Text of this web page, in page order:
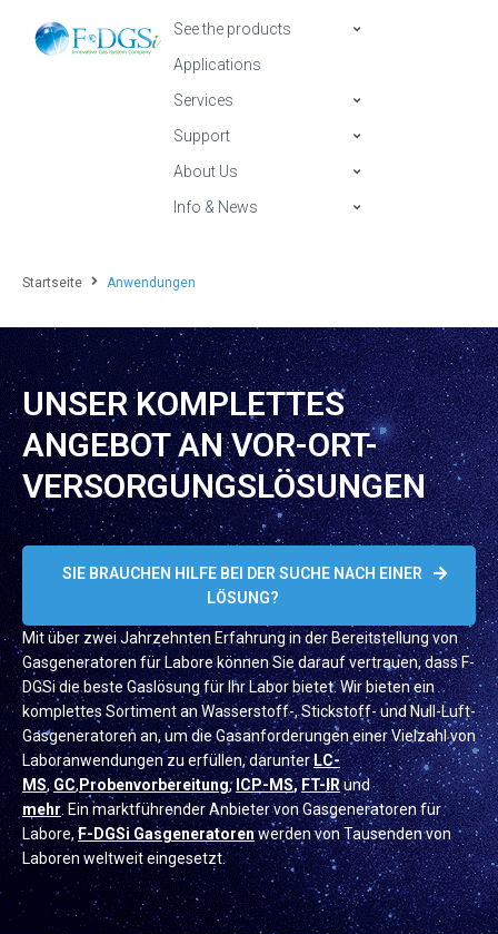
See the products
Applications
Services
Support
About Us
Info & News
Startseite Anwendungen
UNSER KOMPLETTES
ANGEBOT AN VOR-ORT-
VERSORGUNGSLÖSUNGEN
SIE BRAUCHEN HILFE BEI DER SUCHE NACH EINER
LÖSUNG?
Mit über zwei Jahrzehnten Erfahrung in der Bereitstellung von
Gasgeneratoren für Labore können Sie darauf vertrauen, dass F-
DGSi die beste Gaslösung für Ihr Labor bietet. Wir bieten ein
komplettes Sortiment an Wasserstoff-, Stickstoff- und Null-Luft-
Gasgeneratoren an, um die Gasanforderungen einer Vielzahl von
Laboranwendungen zu erfüllen, darunterLC-
MS,GC,Probenvorbereitung,ICP-MS,FT-IRund
mehr. Ein marktführender Anbieter von Gasgeneratoren für
Labore,F-DGSi Gasgeneratorenwerden von Tausenden von
Laboren weltweit eingesetzt.